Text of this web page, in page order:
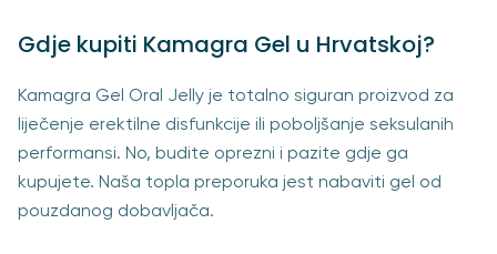
Gdje kupiti Kamagra Gel u Hrvatskoj?
Kamagra Gel Oral Jelly je totalno siguran proizvod za
liječenje erektilne disfunkcije ili poboljšanje seksulanih
performansi. No, budite oprezni i pazite gdje ga
kupujete. Naša topla preporuka jest nabaviti gel od
pouzdanog dobavljača.